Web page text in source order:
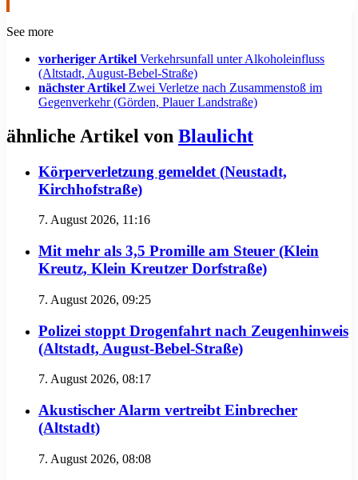
See more
vorheriger Artikel Verkehrsunfall unter Alkoholeinfluss
(Altstadt, August-Bebel-Straße)
nächster Artikel Zwei Verletze nach Zusammenstoß im
Gegenverkehr (Görden, Plauer Landstraße)
ähnliche Artikel von Blaulicht
Körperverletzung gemeldet (Neustadt,
Kirchhofstraße)
7. August 2026, 11:16
Mit mehr als 3,5 Promille am Steuer (Klein
Kreutz, Klein Kreutzer Dorfstraße)
7. August 2026, 09:25
Polizei stoppt Drogenfahrt nach Zeugenhinweis
(Altstadt, August-Bebel-Straße)
7. August 2026, 08:17
Akustischer Alarm vertreibt Einbrecher
(Altstadt)
7. August 2026, 08:08